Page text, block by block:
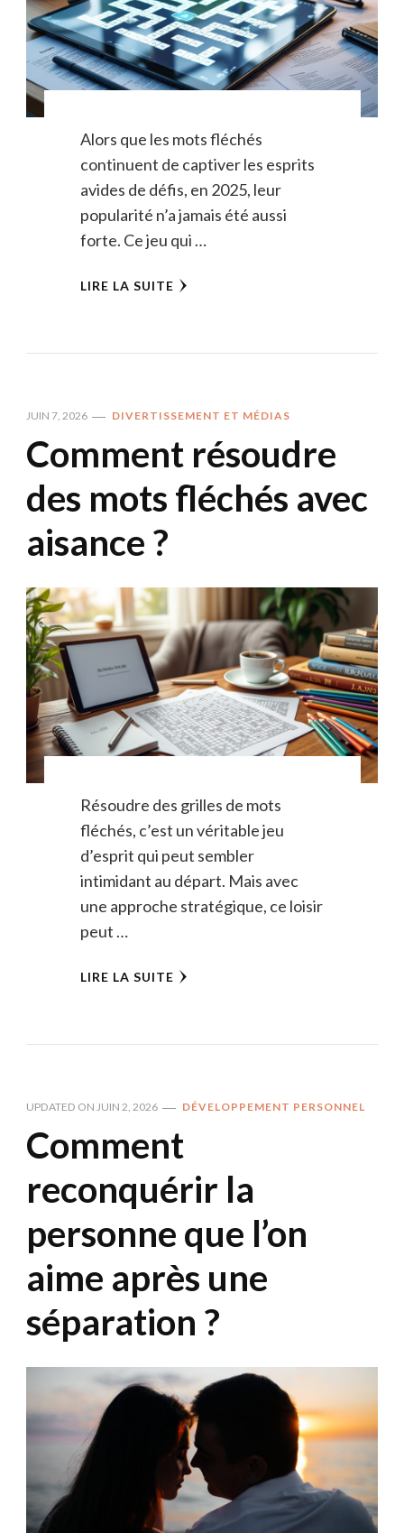
Alors que les mots fléchés
continuent de captiver les esprits
avides de défis, en 2025, leur
popularité n’a jamais été aussi
forte. Ce jeu qui …
LIRE LA SUITE
JUIN 7, 2026 DIVERTISSEMENT ET MÉDIAS
Comment résoudre
des mots fléchés avec
aisance ?
Résoudre des grilles de mots
fléchés, c’est un véritable jeu
d’esprit qui peut sembler
intimidant au départ. Mais avec
une approche stratégique, ce loisir
peut …
LIRE LA SUITE
UPDATED ON JUIN 2, 2026 DÉVELOPPEMENT PERSONNEL
Comment
reconquérir la
personne que l’on
aime après une
séparation ?